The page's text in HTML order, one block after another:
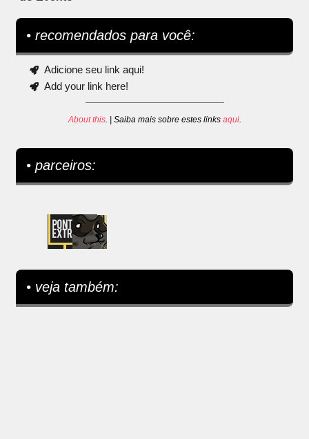
• recomendados para você:
Adicione seu link aqui!
Add your link here!
About this. | Saiba mais sobre estes links aqui.
• parceiros:
• veja também: